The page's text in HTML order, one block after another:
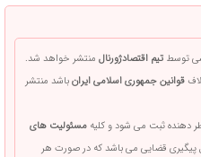
توسطتیم اقتصادژورنالمنتشر خواهد شد.
قوانین جمهوری اسلامی ایرانباشد منتشر
دهنده ثبت می شود و کلیهمسئولیت های
قضایی می باشد که در صورت هر